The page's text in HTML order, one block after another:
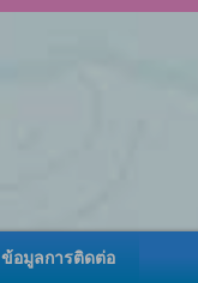
ข้อมูลการติดต่อ